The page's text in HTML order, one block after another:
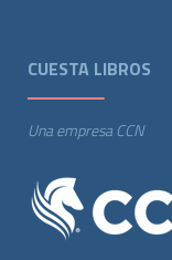
CUESTA LIBROS
Una empresa CCN